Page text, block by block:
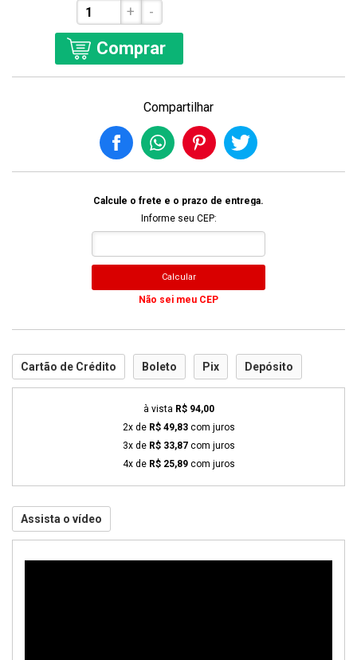
+ -
Comprar
Compartilhar
Calcule o frete e o prazo de entrega.
Informe seu CEP:
Calcular
Não sei meu CEP
Cartão de Crédito Boleto Pix Depósito
à vista R$ 94,00
2x de R$ 49,83com juros
3x de R$ 33,87com juros
4x de R$ 25,89com juros
Assista o vídeo